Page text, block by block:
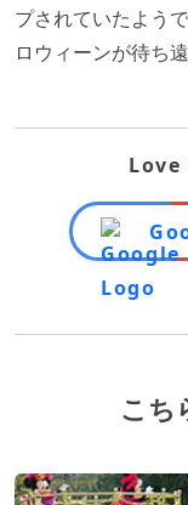
プされていたよう
ロウィーンが待ち
Love
こち